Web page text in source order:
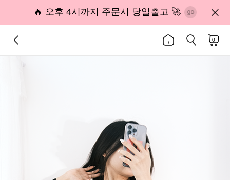
🔥 오후 4시까지 주문시 당일출고 🚀
0